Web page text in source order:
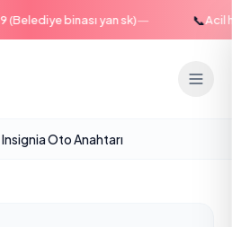
binası yan sk)— Acil
Oto Anahtarı